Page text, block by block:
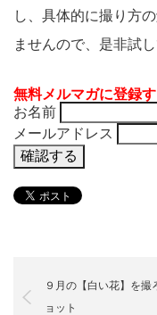
し、具体的に撮り方
ませんので、是非試
無料メルマガに登録
お名前
メールアドレス
９月の【白い花】を
ョット